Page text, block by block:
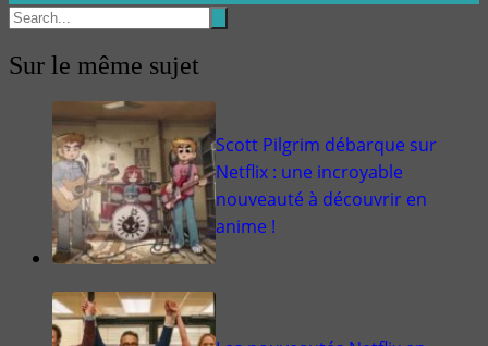
Sur le même sujet
Scott Pilgrim débarque sur
Netflix : une incroyable
nouveauté à découvrir en
anime !